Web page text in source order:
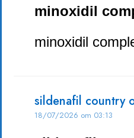
minoxidil
minoxidil
sildenafil country
18/07/2026 om 03:13